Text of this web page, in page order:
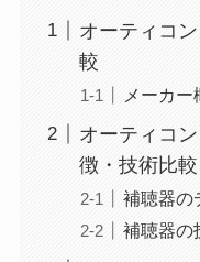
オーティコ
較
メーカー
オーティコ
徴・技術比較
補聴器の
補聴器の